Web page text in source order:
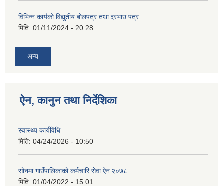
विभिन्न कार्यको विद्युतीय बोलपत्र तथा दरभाउ पत्र
मिति: 01/11/2024 - 20:28
अन्य
ऐन, कानुन तथा निर्देशिका
स्वास्थ्य कार्यविधि
मिति: 04/24/2026 - 10:50
सोनमा गाउँपालिकाको कर्मचारि सेवा ऐन २०७८
मिति: 01/04/2022 - 15:01